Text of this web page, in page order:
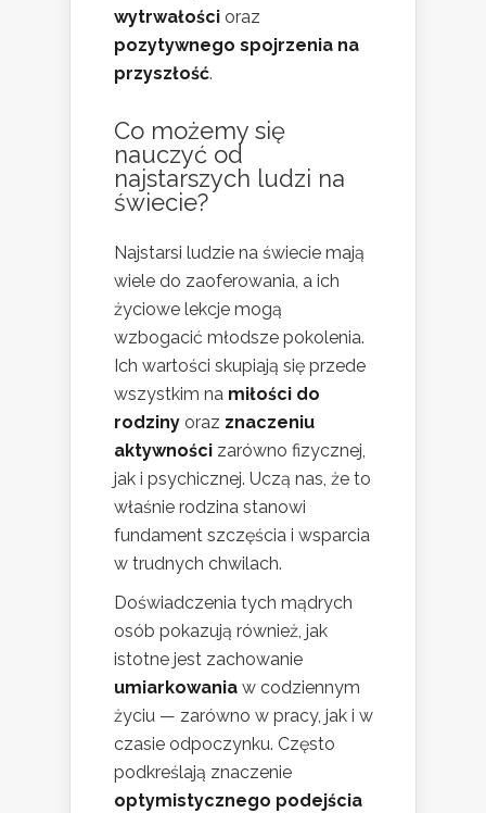
wytrwałości oraz
pozytywnego spojrzenia na
przyszłość.
Co możemy się
nauczyć od
najstarszych ludzi na
świecie?
Najstarsi ludzie na świecie mają
wiele do zaoferowania, a ich
życiowe lekcje mogą
wzbogacić młodsze pokolenia.
Ich wartości skupiają się przede
wszystkim na miłości do
rodziny oraz znaczeniu
aktywności zarówno fizycznej,
jak i psychicznej. Uczą nas, że to
właśnie rodzina stanowi
fundament szczęścia i wsparcia
w trudnych chwilach.
Doświadczenia tych mądrych
osób pokazują również, jak
istotne jest zachowanie
umiarkowania w codziennym
życiu — zarówno w pracy, jak i w
czasie odpoczynku. Często
podkreślają znaczenie
optymistycznego podejścia